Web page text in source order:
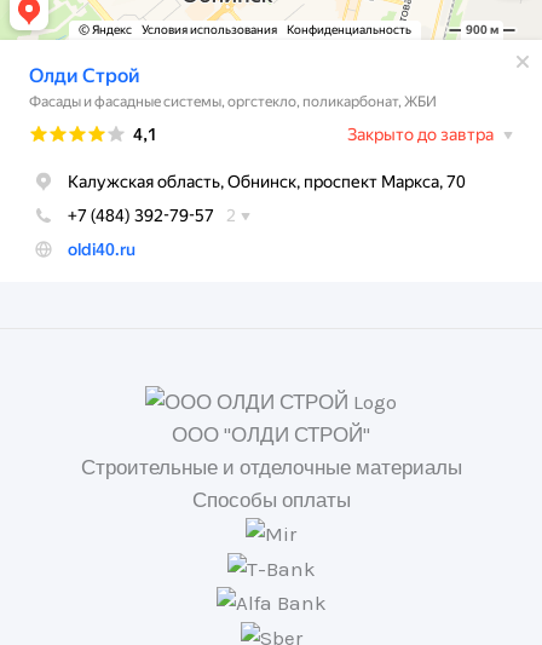
ООО "ОЛДИ СТРОЙ"
Строительные и отделочные материалы
Способы оплаты